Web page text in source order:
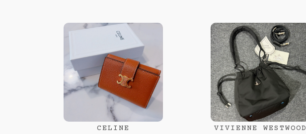
CELINE VIVIENNE WESTWOOD